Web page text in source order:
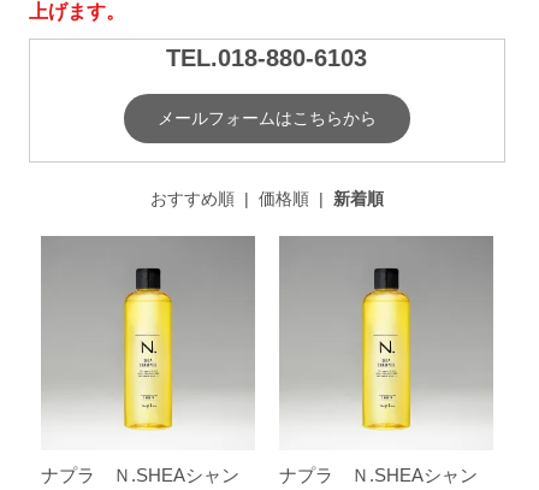
上げます。
TEL.018-880-6103
メールフォームはこちらから
おすすめ順| 価格順| 新着順
ナプラ Ｎ.SHEAシャン
ナプラ Ｎ.SHEAシャン